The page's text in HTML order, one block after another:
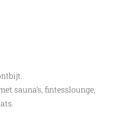
sauna’s, fintesslounge,